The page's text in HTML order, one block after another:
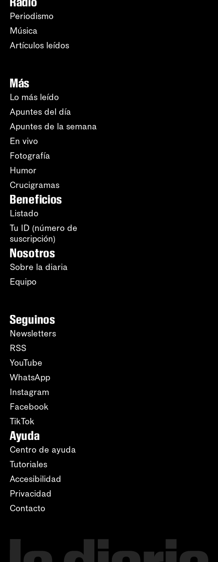
Periodismo
Música
Artículos leídos
Más
Lo más leído
Apuntes del día
Apuntes de la semana
En vivo
Fotografía
Humor
Crucigramas
Beneficios
Listado
Tu ID (número de
suscripción)
Nosotros
Sobre la diaria
Equipo
Seguinos
Newsletters
RSS
YouTube
WhatsApp
Instagram
Facebook
TikTok
Ayuda
Centro de ayuda
Tutoriales
Accesibilidad
Privacidad
Contacto